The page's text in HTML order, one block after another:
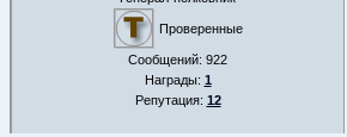
Проверенные
Сообщений: 922
Награды: 1
Репутация: 12